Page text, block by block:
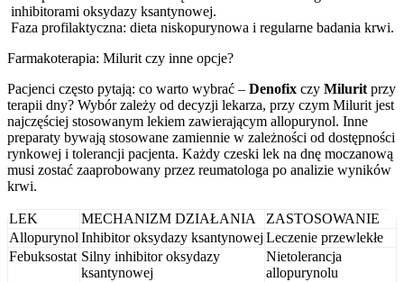
inhibitorami oksydazy ksantynowej.
Faza profilaktyczna: dieta niskopurynowa i regularne badania krwi.
Farmakoterapia: Milurit czy inne opcje?
Pacjenci często pytają: co warto wybrać – Denofix czy Milurit przy
terapii dny? Wybór zależy od decyzji lekarza, przy czym Milurit jest
najczęściej stosowanym lekiem zawierającym allopurynol. Inne
preparaty bywają stosowane zamiennie w zależności od dostępności
rynkowej i tolerancji pacjenta. Każdy czeski lek na dnę moczanową
musi zostać zaaprobowany przez reumatologa po analizie wyników
krwi.
LEK MECHANIZM DZIAŁANIA
ZASTOSOWANIE
Allopurynol Inhibitor oksydazy ksantynowej Leczenie przewlekłe
Febuksostat Silny inhibitor oksydazy
ksantynowej
Nietolerancja
allopurynolu